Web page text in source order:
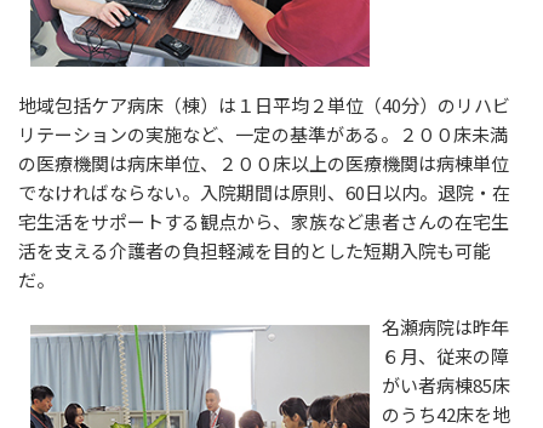
地域包括ケア病床（棟）は１日平均２単位（40分）のリハビ
リテーションの実施など、一定の基準がある。２００床未満
の医療機関は病床単位、２００床以上の医療機関は病棟単位
でなければならない。入院期間は原則、60日以内。退院・在
宅生活をサポートする観点から、家族など患者さんの在宅生
活を支える介護者の負担軽減を目的とした短期入院も可能
だ。
名瀬病院は昨年
６月、従来の障
がい者病棟85床
のうち42床を地